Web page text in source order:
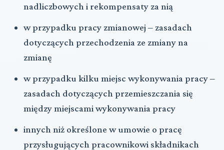
nadliczbowych i rekompensaty za nią
w przypadku pracy zmianowej ‒ zasadach
dotyczących przechodzenia ze zmiany na
zmianę
w przypadku kilku miejsc wykonywania pracy ‒
zasadach dotyczących przemieszczania się
między miejscami wykonywania pracy
innych niż określone w umowie o pracę
przysługujących pracownikowi składnikach